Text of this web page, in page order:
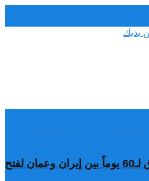
إعلان وشيك عن اتفاق لـ60 يوماً بين إيران وعمان لفتح